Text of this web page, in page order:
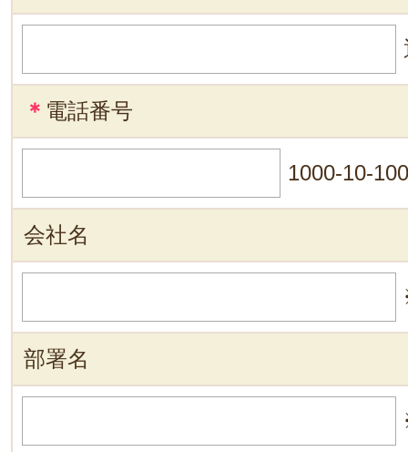
＊ 電話番号
1000-10-
会社名
部署名